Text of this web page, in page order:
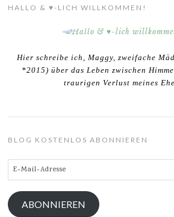
HALLO & ♥-LICH WILLKOMMEN!
Hier schreibe ich, Maggy, zweifache
*2015) über das Leben zwischen
traurigen Verlust meines
BLOG KOSTENLOS ABONNIEREN
E-
Mail-
Adresse
ABONNIEREN